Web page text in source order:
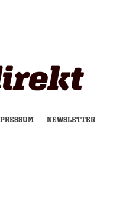
NEWSLETTER